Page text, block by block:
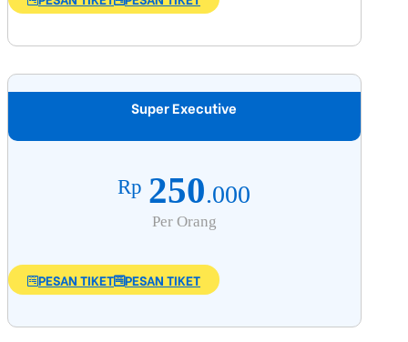
Super Executive
Rp 250.000
Per Orang
PESAN TIKET PESAN TIKET